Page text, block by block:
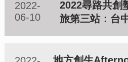
2022-
06-10
2022尋路共創
旅第三站：台